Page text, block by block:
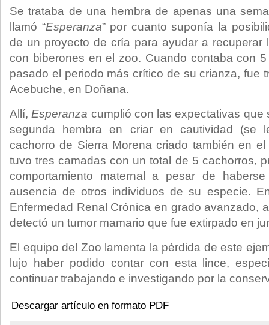
Se trataba de una hembra de apenas una
llamó “Esperanza” por cuanto suponía la
de un proyecto de cría para ayudar a recuperar
con biberones en el zoo. Cuando contaba con
pasado el periodo más crítico de su crianza, fue
Acebuche, en Doñana.
Allí, Esperanza cumplió con las expectativas que
segunda hembra en criar en cautividad (se
cachorro de Sierra Morena criado también en
tuvo tres camadas con un total de 5 cachorros,
comportamiento maternal a pesar de
ausencia de otros individuos de su especie.
Enfermedad Renal Crónica en grado avanzado,
detectó un tumor mamario que fue extirpado en
El equipo del Zoo lamenta la pérdida de este
lujo haber podido contar con esta lince,
continuar trabajando e investigando por la
Descargar artículo en formato PDF